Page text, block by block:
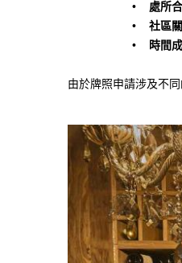
• 處所
• 社區
• 時間
由於牌照申請涉及不